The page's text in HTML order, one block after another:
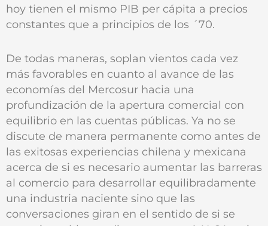
hoy tienen el mismo PIB per cápita a precios
constantes que a principios de los ´70.
De todas maneras, soplan vientos cada vez
más favorables en cuanto al avance de las
economías del Mercosur hacia una
profundización de la apertura comercial con
equilibrio en las cuentas públicas. Ya no se
discute de manera permanente como antes de
las exitosas experiencias chilena y mexicana
acerca de si es necesario aumentar las barreras
al comercio para desarrollar equilibradamente
una industria naciente sino que las
conversaciones giran en el sentido de si se